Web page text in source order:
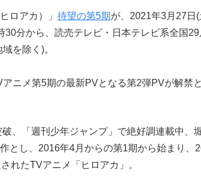
ロアカ）」 待望の第5期が、2021年3月27日(
分から、読売テレビ・日本テレビ系全国29
を除く)。
ニメ第5期の最新PVとなる第2弾PVが解禁
、「週刊少年ジャンプ」で絶好調連載中、
とし、2016年4月からの第1期から始まり、
れたTVアニメ「ヒロアカ」。